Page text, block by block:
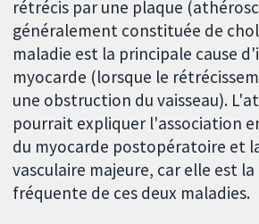
rétrécis par une plaque
généralement constituée de
maladie est la principale cause
myocarde (lorsque le
une obstruction du vaisseau).
pourrait expliquer l'association
du myocarde postopératoire et
vasculaire majeure, car elle est la
fréquente de ces deux maladies.